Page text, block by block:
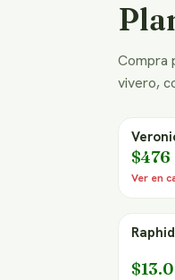
Compra
vivero,
$476
Ver en